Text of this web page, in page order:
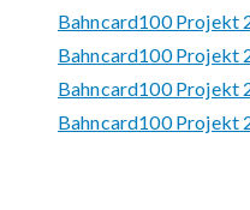
Bahncard100 Projekt
Bahncard100 Projekt
Bahncard100 Projekt
Bahncard100 Projekt